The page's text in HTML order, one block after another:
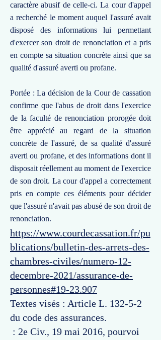
caractère abusif de celle-ci. La cour d'appel
a recherché le moment auquel l'assuré avait
disposé des informations lui permettant
d'exercer son droit de renonciation et a pris
en compte sa situation concrète ainsi que sa
qualité d'assuré averti ou profane.
Portée : La décision de la Cour de cassation
confirme que l'abus de droit dans l'exercice
de la faculté de renonciation prorogée doit
être apprécié au regard de la situation
concrète de l'assuré, de sa qualité d'assuré
averti ou profane, et des informations dont il
disposait réellement au moment de l'exercice
de son droit. La cour d'appel a correctement
pris en compte ces éléments pour décider
que l'assuré n'avait pas abusé de son droit de
renonciation.
https://www.courdecassation.fr/pu
blications/bulletin-des-arrets-des-
chambres-civiles/numero-12-
decembre-2021/assurance-de-
personnes#19-23.907
Textes visés : Article L. 132-5-2
du code des assurances.
: 2e Civ., 19 mai 2016, pourvoi